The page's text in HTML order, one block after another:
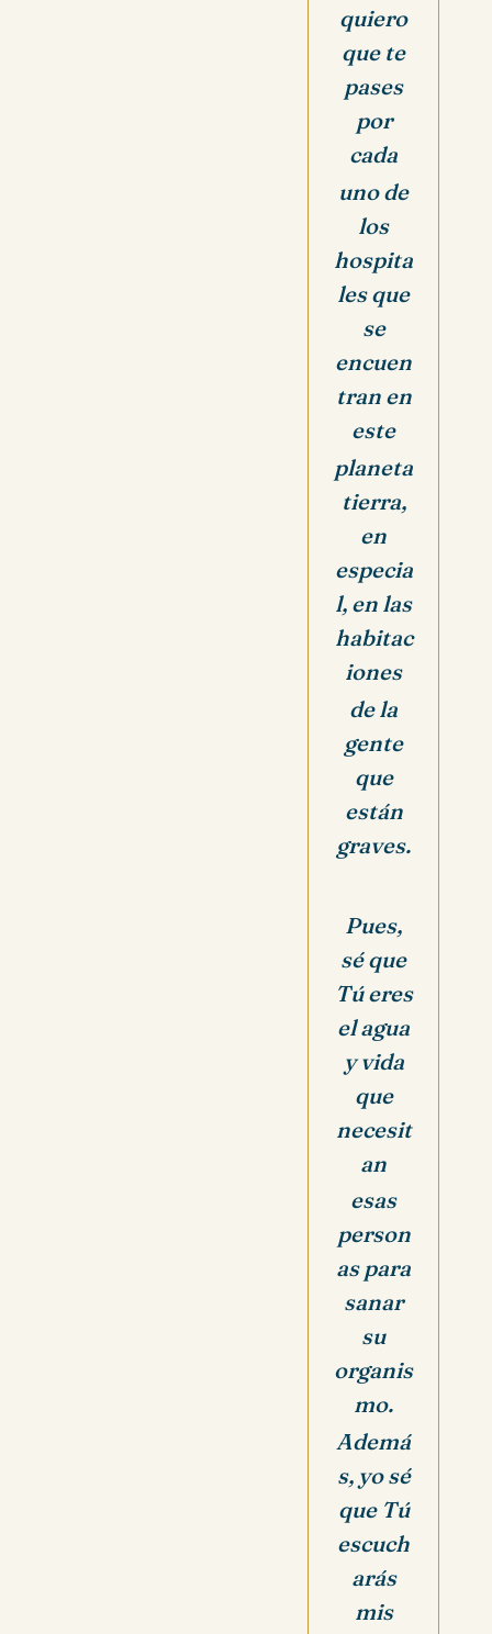
quiero
que te
pases
por
cada
uno de
los
hospita
les que
se
encuen
tran en
este
planeta
tierra,
en
especia
l, en las
habitac
iones
de la
gente
que
están
graves.
Pues,
sé que
Tú eres
el agua
y vida
que
necesit
an
esas
person
as para
sanar
su
organis
mo.
Ademá
s, yo sé
que Tú
escuch
arás
mis